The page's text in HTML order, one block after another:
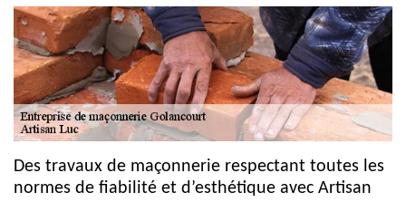
Des travaux de maçonnerie respectant toutes les
normes de fiabilité et d’esthétique avec Artisan